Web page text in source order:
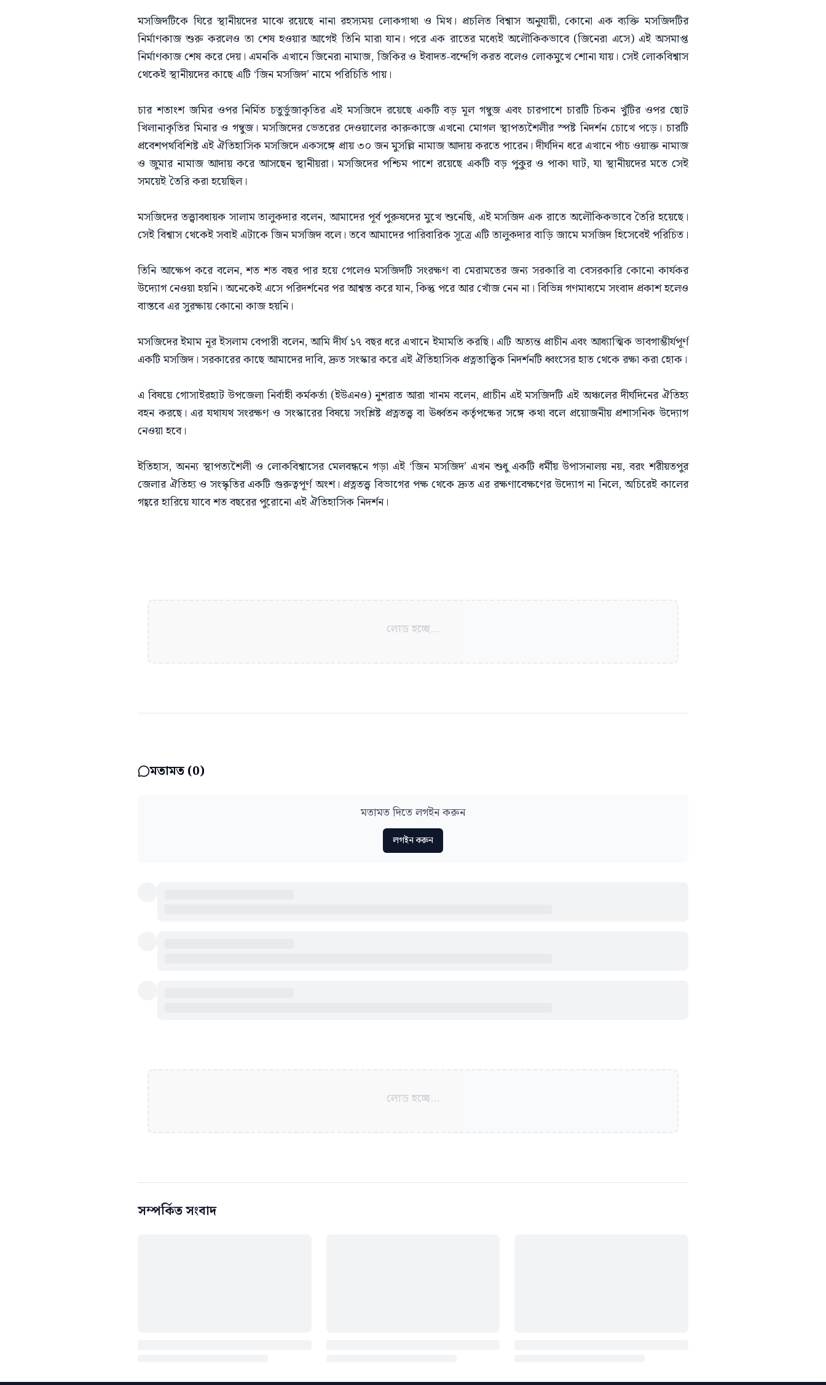
মসজিদটিকে ঘিরে স্থানীয়দের মাঝে রয়েছে নানা রহস্যময় লোকগাথা ও মিথ। প্রচলিত বিশ্বাস অনুযায়ী, কোনো এক ব্যক্তি মসজিদটির
নির্মাণকাজ শুরু করলেও তা শেষ হওয়ার আগেই তিনি মারা যান। পরে এক রাতের মধ্যেই অলৌকিকভাবে (জিনেরা এসে) এই অসমাপ্ত
নির্মাণকাজ শেষ করে দেয়। এমনকি এখানে জিনেরা নামাজ, জিকির ও ইবাদত-বন্দেগি করত বলেও লোকমুখে শোনা যায়। সেই লোকবিশ্বাস
থেকেই স্থানীয়দের কাছে এটি ‘জিন মসজিদ’ নামে পরিচিতি পায়।
চার শতাংশ জমির ওপর নির্মিত চতুর্ভুজাকৃতির এই মসজিদে রয়েছে একটি বড় মূল গম্বুজ এবং চারপাশে চারটি চিকন খুঁটির ওপর ছোট
খিলানাকৃতির মিনার ও গম্বুজ। মসজিদের ভেতরের দেওয়ালের কারুকাজে এখনো মোগল স্থাপত্যশৈলীর স্পষ্ট নিদর্শন চোখে পড়ে। চারটি
প্রবেশপথবিশিষ্ট এই ঐতিহাসিক মসজিদে একসঙ্গে প্রায় ৩০ জন মুসল্লি নামাজ আদায় করতে পারেন। দীর্ঘদিন ধরে এখানে পাঁচ ওয়াক্ত নামাজ
ও জুমার নামাজ আদায় করে আসছেন স্থানীয়রা। মসজিদের পশ্চিম পাশে রয়েছে একটি বড় পুকুর ও পাকা ঘাট, যা স্থানীয়দের মতে সেই
সময়েই তৈরি করা হয়েছিল।
মসজিদের তত্ত্বাবধায়ক সালাম তালুকদার বলেন, আমাদের পূর্ব পুরুষদের মুখে শুনেছি, এই মসজিদ এক রাতে অলৌকিকভাবে তৈরি হয়েছে।
সেই বিশ্বাস থেকেই সবাই এটাকে জিন মসজিদ বলে। তবে আমাদের পারিবারিক সূত্রে এটি তালুকদার বাড়ি জামে মসজিদ হিসেবেই পরিচিত।
তিনি আক্ষেপ করে বলেন, শত শত বছর পার হয়ে গেলেও মসজিদটি সংরক্ষণ বা মেরামতের জন্য সরকারি বা বেসরকারি কোনো কার্যকর
উদ্যোগ নেওয়া হয়নি। অনেকেই এসে পরিদর্শনের পর আশ্বস্ত করে যান, কিন্তু পরে আর খোঁজ নেন না। বিভিন্ন গণমাধ্যমে সংবাদ প্রকাশ হলেও
বাস্তবে এর সুরক্ষায় কোনো কাজ হয়নি।
মসজিদের ইমাম নূর ইসলাম বেপারী বলেন, আমি দীর্ঘ ১৭ বছর ধরে এখানে ইমামতি করছি। এটি অত্যন্ত প্রাচীন এবং আধ্যাত্মিক ভাবগাম্ভীর্যপূর্ণ
একটি মসজিদ। সরকারের কাছে আমাদের দাবি, দ্রুত সংস্কার করে এই ঐতিহাসিক প্রত্নতাত্ত্বিক নিদর্শনটি ধ্বংসের হাত থেকে রক্ষা করা হোক।
এ বিষয়ে গোসাইরহাট উপজেলা নির্বাহী কর্মকর্তা (ইউএনও) নুশরাত আরা খানম বলেন, প্রাচীন এই মসজিদটি এই অঞ্চলের দীর্ঘদিনের ঐতিহ্য
বহন করছে। এর যথাযথ সংরক্ষণ ও সংস্কারের বিষয়ে সংশ্লিষ্ট প্রত্নতত্ত্ব বা ঊর্ধ্বতন কর্তৃপক্ষের সঙ্গে কথা বলে প্রয়োজনীয় প্রশাসনিক উদ্যোগ
নেওয়া হবে।
ইতিহাস, অনন্য স্থাপত্যশৈলী ও লোকবিশ্বাসের মেলবন্ধনে গড়া এই ‘জিন মসজিদ’ এখন শুধু একটি ধর্মীয় উপাসনালয় নয়, বরং শরীয়তপুর
জেলার ঐতিহ্য ও সংস্কৃতির একটি গুরুত্বপূর্ণ অংশ। প্রত্নতত্ত্ব বিভাগের পক্ষ থেকে দ্রুত এর রক্ষণাবেক্ষণের উদ্যোগ না নিলে, অচিরেই কালের
গহ্বরে হারিয়ে যাবে শত বছরের পুরোনো এই ঐতিহাসিক নিদর্শন।
লোড হচ্ছে...
মতামত (0)
মতামত দিতে লগইন করুন
লগইন করুন
লোড হচ্ছে...
সম্পর্কিত সংবাদ